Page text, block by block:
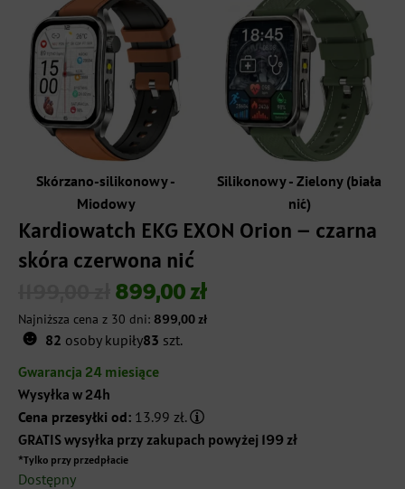
Skórzano-silikonowy -
Miodowy
Silikonowy - Zielony (biała
nić)
Kardiowatch EKG EXON Orion – czarna
skóra czerwona nić
Pierwotna
cena
wynosiła:
1199,00 zł.
899,00zł
Aktualna
cena
wynosi:
899,00 zł.
Najniższa cena z 30 dni: 899,00zł
☻ 82 osoby kupiły83 szt.
Gwarancja 24 miesiące
Wysyłka w 24h
Cena przesyłki od: 13.99 zł.
GRATIS wysyłka przy zakupach powyżej 199 zł
*Tylko przy przedpłacie
Dostępny